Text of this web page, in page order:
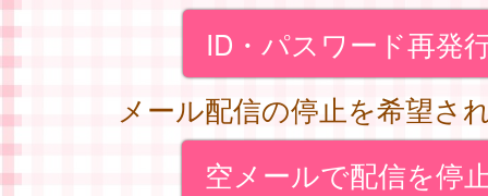
ID・パスワード再発
メール配信の停止を希望さ
空メールで配信を停